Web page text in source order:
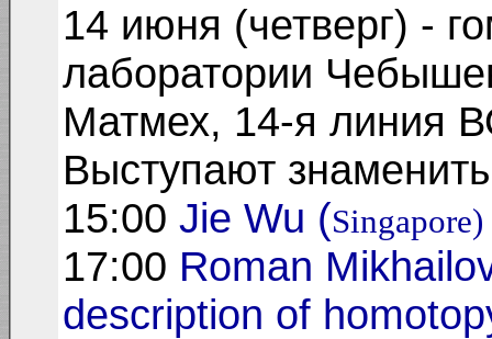
14 июня (четверг) -
лаборатории
Матмех, 14-я линия
Выступают
15:00 Jie Wu (Singapore)
17:00 Roman
description of